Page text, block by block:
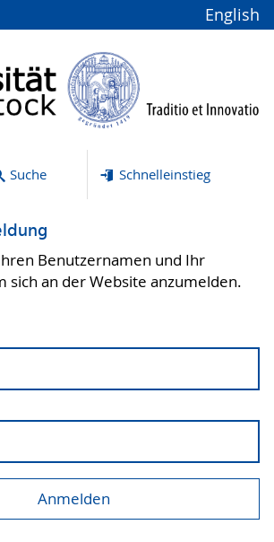
English
Suche Schnelleinstieg
Benutzernamen und Ihr
sich an der Website anzumelden.